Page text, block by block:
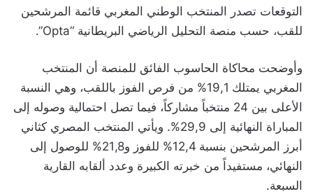
التوقعات تصدر المنتخب الوطني المغربي قائمة المرشحين
للقب، حسب منصة التحليل الرياضي البريطانية “Opta”.
وأوضحت محاكاة الحاسوب الفائق للمنصة أن المنتخب
المغربي يمتلك 19,1% من فرص الفوز باللقب، وهي النسبة
الأعلى بين 24 منتخباً مشاركاً، فيما تصل احتمالية وصوله إلى
المباراة النهائية إلى 29,9%. ويأتي المنتخب المصري كثاني
أبرز المرشحين بنسبة 12,4% للفوز و21,8% للوصول إلى
النهائي، مستفيداً من خبرته الكبيرة وعدد ألقابه القارية
السبعة.